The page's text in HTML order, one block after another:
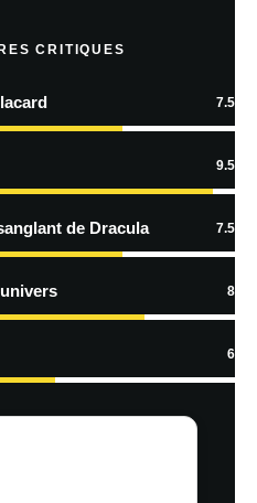
de vos commentaires sont
CRITIQUES
7.5
9.5
de Dracula 7.5
8
6